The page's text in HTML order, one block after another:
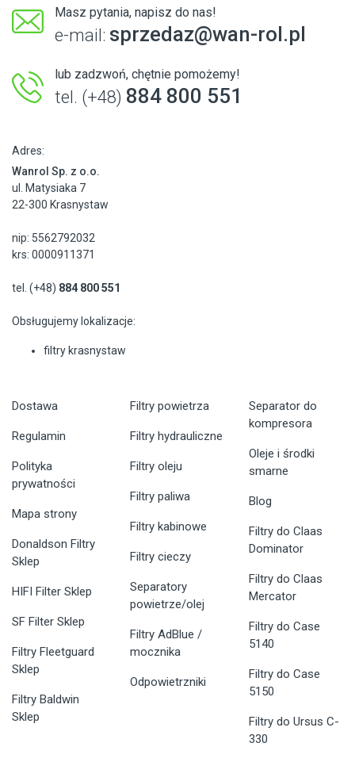
Masz pytania, napisz do nas!
e-mail: sprzedaz@wan-rol.pl
lub zadzwoń, chętnie pomożemy!
tel. (+48) 884 800 551
Adres:
Wanrol Sp. z o.o.
ul. Matysiaka 7
22-300 Krasnystaw
nip: 5562792032
krs: 0000911371
tel. (+48) 884 800 551
Obsługujemy lokalizacje:
filtry krasnystaw
Dostawa
Regulamin
Polityka
prywatności
Mapa strony
Donaldson Filtry
Sklep
HIFI Filter Sklep
SF Filter Sklep
Filtry Fleetguard
Sklep
Filtry Baldwin
Sklep
Filtry powietrza
Filtry hydrauliczne
Filtry oleju
Filtry paliwa
Filtry kabinowe
Filtry cieczy
Separatory
powietrze/olej
Filtry AdBlue /
mocznika
Odpowietrzniki
Separator do
kompresora
Oleje i środki
smarne
Blog
Filtry do Claas
Dominator
Filtry do Claas
Mercator
Filtry do Case
5140
Filtry do Case
5150
Filtry do Ursus C-
330